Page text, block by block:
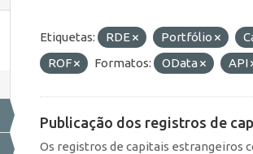
Etiquetas: RDE Portfólio
ROF
Formatos: OData API
Publicação dos registros de
Os registros de capitais estrangeiros